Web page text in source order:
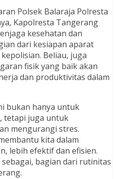
Polsek Balaraja Polresta
Kapolresta Tangerang
kesehatan dan
dari kesiapan aparat
Beliau, juga
fisik yang baik akan
dan produktivitas dalam
bukan hanya untuk
tetapi juga untuk
mengurangi stres.
kita dalam
lebih efektif dan efisien.
bagian dari rutinitas